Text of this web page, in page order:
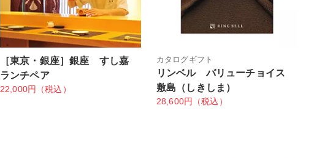
［東京・銀座］銀座 すし嘉
ランチペア
22,000円（税込）
カタログギフト
リンベル バリューチョイス
敷島（しきしま）
28,600円（税込）